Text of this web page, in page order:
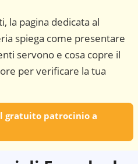
la pagina dedicata al
spiega come presentare
servono e cosa copre il
per verificare la tua
gratuito patrocinio a